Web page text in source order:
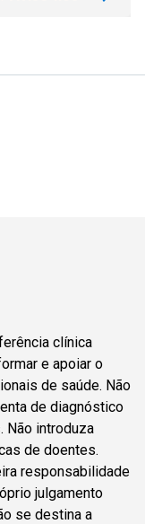
clínica
e apoiar o
de saúde. Não
de diagnóstico
Não introduza
de doentes.
responsabilidade
julgamento
se destina a